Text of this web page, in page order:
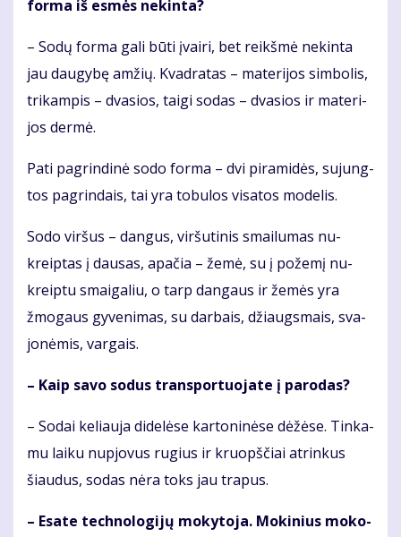
for­ma iš es­mės ne­kin­ta?
– So­dų for­ma ga­li bū­ti įvai­ri, bet reikš­mė ne­kin­ta
jau dau­gy­bę am­žių. Kvad­ra­tas – ma­te­ri­jos sim­bo­lis,
tri­kam­pis – dva­sios, tai­gi so­das – dva­sios ir ma­te­ri­
jos der­mė.
Pa­ti pa­grin­di­nė so­do for­ma – dvi pi­ra­mi­dės, su­jung­
tos pa­grin­dais, tai yra to­bu­los vi­sa­tos mo­de­lis.
So­do vir­šus – dan­gus, vir­šu­ti­nis smai­lu­mas nu­
kreip­tas į dau­sas, apa­čia – že­mė, su į po­že­mį nu­
kreip­tu smai­ga­liu, o tarp dan­gaus ir že­mės yra
žmo­gaus gy­ve­ni­mas, su dar­bais, džiaugs­mais, sva­
jo­nė­mis, var­gais.
– Kaip sa­vo so­dus trans­por­tuo­ja­te į pa­ro­das?
– So­dai ke­liau­ja di­de­lė­se kar­to­ni­nė­se dė­žė­se. Tin­ka­
mu lai­ku nu­pjo­vus ru­gius ir kruopš­čiai at­rin­kus
šiau­dus, so­das nė­ra toks jau tra­pus.
– Esa­te tech­no­lo­gi­jų mo­ky­to­ja. Mo­ki­nius mo­ko­